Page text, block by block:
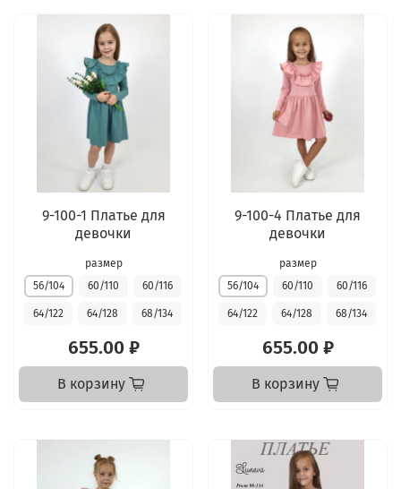
9-100-1 Платье для
девочки
размер
56/104
60/110 60/116
64/122 64/128 68/134
655.00 ₽
В корзину
9-100-4 Платье для
девочки
размер
56/104
60/110 60/116
64/122 64/128 68/134
655.00 ₽
В корзину